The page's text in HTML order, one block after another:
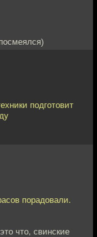
подготовит
порадовали.
что, свинские